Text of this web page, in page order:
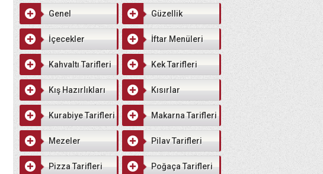
Genel Güzellik
İçecekler İftar Menüleri
Kahvaltı Tarifleri Kek Tarifleri
Kış Hazırlıkları Kısırlar
Kurabiye Tarifleri Makarna Tarifleri
Mezeler Pilav Tarifleri
Pizza Tarifleri Poğaça Tarifleri